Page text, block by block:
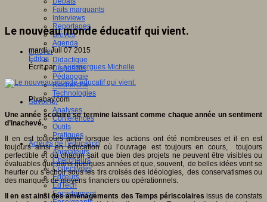
Faits marquants
Interviews
Reportages
Brèves
Agenda
Innover
Didactique
Dispositifs
Pédagogie
Recherche
Technologies
Savoir(s)
Analyses
Conférences
Outils
Pratiques
Acteurs de l'éducation
Animateurs
Chercheurs
Collectivités
Editeurs
EdTech
Encadrement
Le nouveau monde éducatif qui vient.
mardi, Juil 07 2015
Editos
Écrit parLaurissergues Michelle
Pixabay.com
Une année scolaire se termine laissant comme chaque année un sentiment
d’inachevé.
Il en est toujours ainsi lorsque les actions ont été nombreuses et il en est
toujours ainsi en éducation où l’ouvrage est toujours en cours, toujours
perfectible et où chacun sait que bien des projets ne peuvent être visibles ou
évaluables que dans quelques années et que, souvent, de belles idées vont se
heurter ou s’échoir sous les tirs croisés des idéologies, des conservatismes ou
des manques de moyens financiers ou opérationnels.
Il en est ainsi des aménagements des Temps périscolaires issus de constats